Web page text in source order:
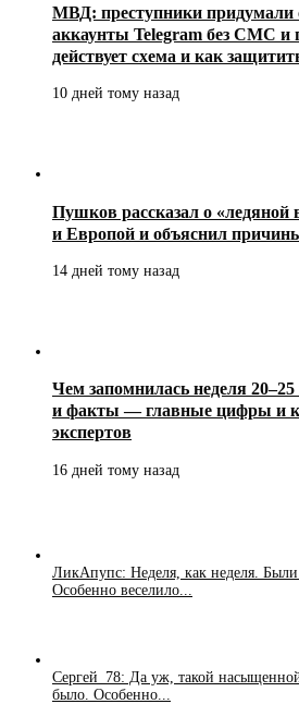
МВД: преступники придумали
аккаунты Telegram без СМС и
действует схема и как
10 дней тому назад
Пушков рассказал о «ледяной
и Европой и объяснил
14 дней тому назад
Чем запомнилась неделя
и факты — главные цифры и
экспертов
16 дней тому назад
ЛикАпупс: Неделя, как неделя. Были
Особенно веселило...
Сергей_78: Да уж, такой
было. Особенно...